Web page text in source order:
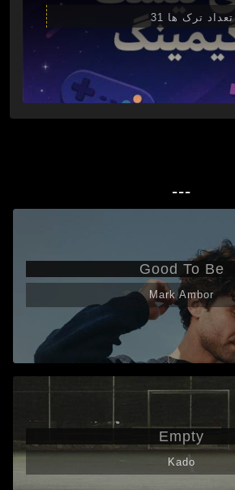
تعداد ترک ها 31
---
Good To Be
Mark Ambor
Empty
Kado